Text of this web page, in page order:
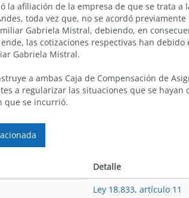
la afiliación de la empresa de que se trata a
toda vez que, no se acordó
Gabriela Mistral, debiendo, en
las cotizaciones respectivas han debido
Gabriela Mistral.
a ambas Caja de Compensación de
a regularizar las situaciones que se
que se incurrió.
Detalle
Ley 18.833, artículo 11